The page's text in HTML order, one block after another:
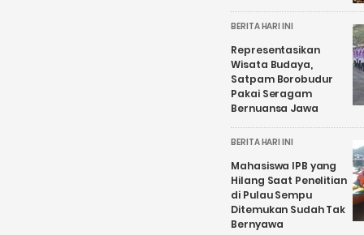
BERITA HARI INI
Representasikan
Wisata Budaya,
Satpam Borobudur
Pakai Seragam
Bernuansa Jawa
BERITA HARI INI
Mahasiswa IPB yang
Hilang Saat Penelitian
di Pulau Sempu
Ditemukan Sudah Tak
Bernyawa